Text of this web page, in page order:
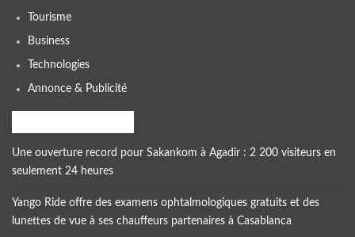
Tourisme
Business
Technologies
Annonce & Publicité
Une ouverture record pour Sakankom à Agadir : 2 200 visiteurs en
seulement 24 heures
Yango Ride offre des examens ophtalmologiques gratuits et des
lunettes de vue à ses chauffeurs partenaires à Casablanca